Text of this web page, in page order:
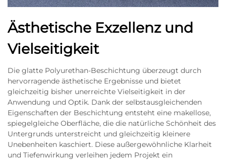
Ästhetische Exzellenz und
Vielseitigkeit
Die glatte Polyurethan-Beschichtung überzeugt durch
hervorragende ästhetische Ergebnisse und bietet
gleichzeitig bisher unerreichte Vielseitigkeit in der
Anwendung und Optik. Dank der selbstausgleichenden
Eigenschaften der Beschichtung entsteht eine makellose,
spiegelgleiche Oberfläche, die die natürliche Schönheit des
Untergrunds unterstreicht und gleichzeitig kleinere
Unebenheiten kaschiert. Diese außergewöhnliche Klarheit
und Tiefenwirkung verleihen jedem Projekt ein